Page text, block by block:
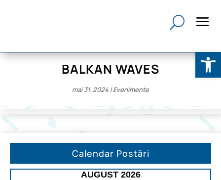
BALKAN WAVES
mai 31, 2024 |Evenimente
Calendar Postări
AUGUST 2026